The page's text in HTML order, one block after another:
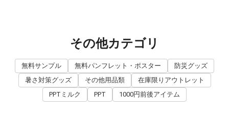
その他カテゴリ
無料サンプル 無料パンフレット・ポスター
防災グッズ
暑さ対策グッズ
その他用品類
在庫限りアウトレット
PPTミルク
PPT 1000円前後アイテム